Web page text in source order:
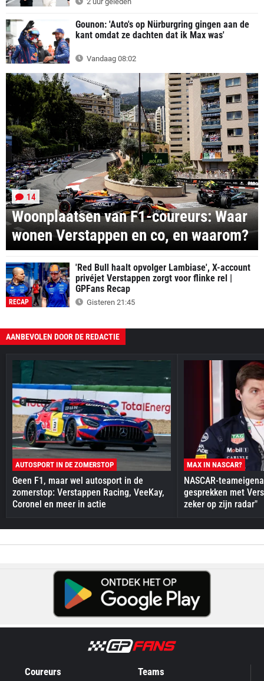
Gounon: 'Auto's op Nürburgring gingen aan de
kant omdat ze dachten dat ik Max was'
Vandaag 08:02
Woonplaatsen van F1-coureurs: Waar
wonen Verstappen en co, en waarom?
14
RECAP
'Red Bull haalt opvolger Lambiase', X-account
privéjet Verstappen zorgt voor flinke rel |
GPFans Recap
Gisteren 21:45
AANBEVOLEN DOOR DE REDACTIE
AUTOSPORT IN DE ZOMERSTOP
Geen F1, maar wel autosport in de
zomerstop: Verstappen Racing, VeeKay,
Coronel en meer in actie
MAX IN NASCAR?
NASCAR-
gesprekken met
zeker op zijn radar"
Coureurs Teams